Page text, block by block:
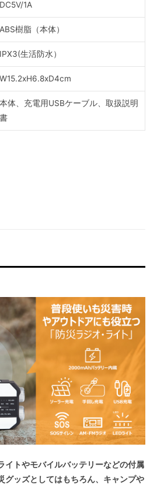
DC5V/1A
ABS樹脂（本体）
IPX3(生活防水）
W15.2xH6.8xD4cm
本体、充電用USBケーブル、取扱説明
書
イトやモバイルバッテリーなどの付属
グッズとしてはもちろん、キャンプや